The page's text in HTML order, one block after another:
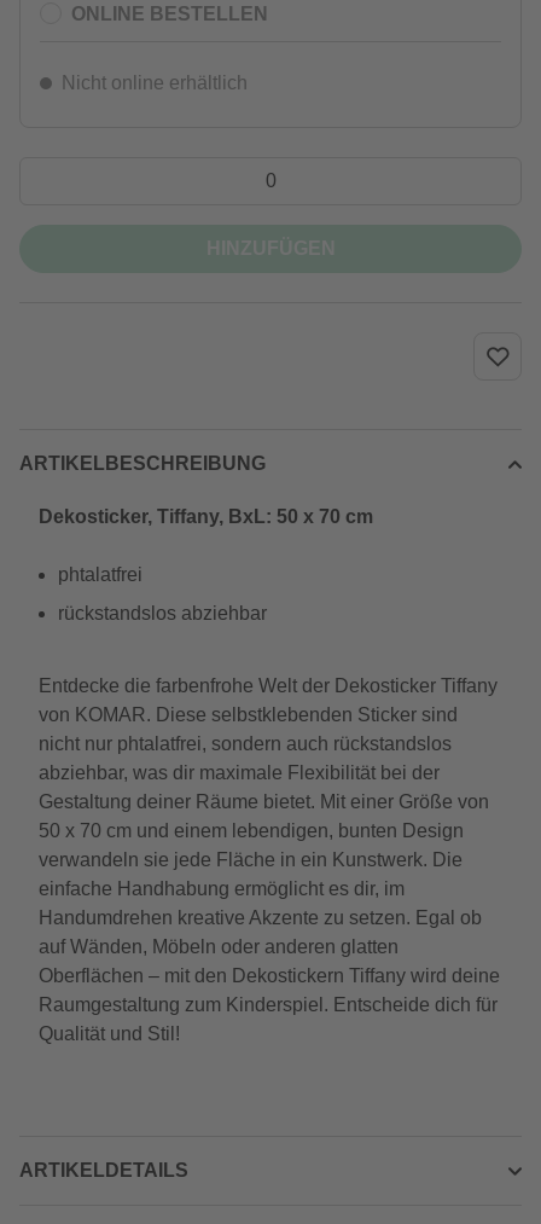
ONLINE BESTELLEN
Nicht online erhältlich
ARTIKELBESCHREIBUNG
Dekosticker, Tiffany, BxL: 50 x 70 cm
phtalatfrei
rückstandslos abziehbar
Entdecke die farbenfrohe Welt der Dekosticker Tiffany
von KOMAR. Diese selbstklebenden Sticker sind
nicht nur phtalatfrei, sondern auch rückstandslos
abziehbar, was dir maximale Flexibilität bei der
Gestaltung deiner Räume bietet. Mit einer Größe von
50 x 70 cm und einem lebendigen, bunten Design
verwandeln sie jede Fläche in ein Kunstwerk. Die
einfache Handhabung ermöglicht es dir, im
Handumdrehen kreative Akzente zu setzen. Egal ob
auf Wänden, Möbeln oder anderen glatten
Oberflächen – mit den Dekostickern Tiffany wird deine
Raumgestaltung zum Kinderspiel. Entscheide dich für
Qualität und Stil!
ARTIKELDETAILS